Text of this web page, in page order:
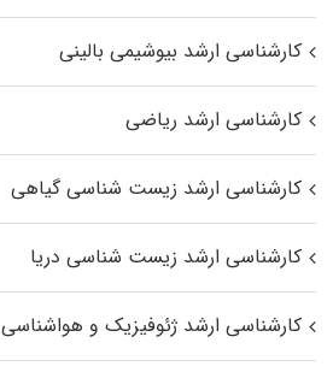
کارشناسی ارشد بیوشیمی بالینی
کارشناسی ارشد ریاضی
کارشناسی ارشد زیست‌ شناسی گیاهی
کارشناسی ارشد زیست‌ شناسی دریا
کارشناسی ارشد ژئوفیزیک و هواشناسی